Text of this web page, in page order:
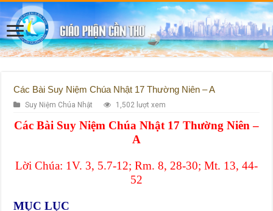
Các Bài Suy Niệm Chúa Nhật 17 Thường Niên – A
Suy Niệm Chúa Nhật 1,502 lượt xem
Các Bài Suy Niệm Chúa Nhật 17 Thường Niên –
A
Lời Chúa: 1V. 3, 5.7-12; Rm. 8, 28-30; Mt. 13, 44-
52
MỤC LỤC